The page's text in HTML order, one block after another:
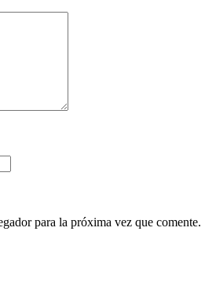
para la próxima vez que comente.